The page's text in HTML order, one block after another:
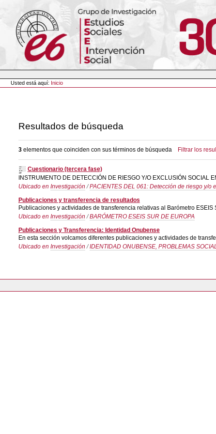
contenido.
navegación
Herramientas
Personales
Usted está aquí: Inicio
Resultados de búsqueda
3elementos que coinciden con sus términos de búsqueda Filtrar los
Cuestionario (tercera fase)
INSTRUMENTO DE DETECCIÓN DE RIESGO Y/O EXCLUSIÓN SOCIAL
Ubicado en Investigación /PACIENTES DEL 061: Detección de riesgo y/o
Publicaciones y transferencia de resultados
Publicaciones y actividades de transferencia relativas al Barómetro
Ubicado en Investigación /BARÓMETRO ESEIS SUR DE EUROPA
Publicaciones y Transferencia: Identidad Onubense
En esta sección volcamos diferentes publicaciones y actividades de
Ubicado en Investigación /IDENTIDAD ONUBENSE, PROBLEMAS